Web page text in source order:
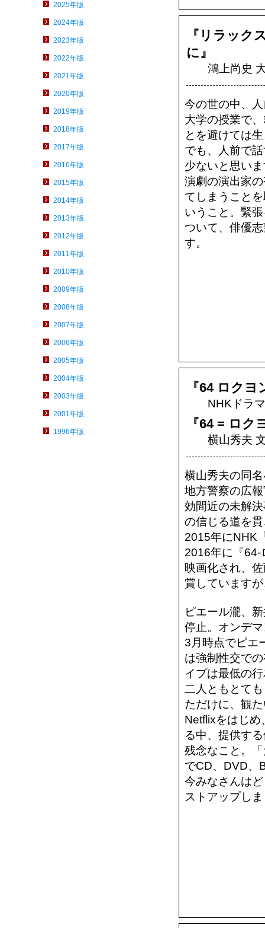
2025年版
2024年版
2023年版
2022年版
2021年版
2020年版
2019年版
2018年版
2017年版
2016年版
2015年版
2014年版
2013年版
2012年版
2011年版
2010年版
2009年版
2008年版
2007年版
2006年版
2005年版
2004年版
2003年版
2001年版
1996年版
『リラック
に』
鴻上尚史
今の世の中、
大学の授業で
とを避けては
でも、人前で
少ないと思い
演劇の演出家
てしまうこと
いうこと。緊
ついて、俳優
す。
『64 ロク
NHKドラ
『64 = ロク
横山秀夫
横山秀夫の同
地方警察の広
効間近の未解
の信じる道を
2015年にNHK
2016年に『64-
映画化され、
賞しています
ピエール瀧、
停止。オンデ
3月時点でピエ
は強制性交で
イプは最低の
二人ともとて
ただけに、観
Netflixをはじ
る中、提供す
残念なこと。
でCD、DVD、
今みなさんは
ストアップし